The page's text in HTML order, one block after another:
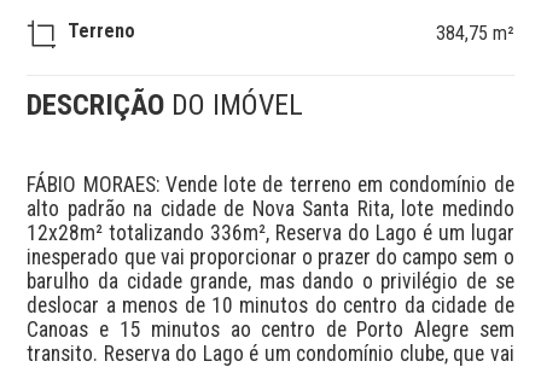
Terreno 384,75 m²
DESCRIÇÃO DO IMÓVEL
FÁBIO MORAES: Vende lote de terreno em condomínio de
alto padrão na cidade de Nova Santa Rita, lote medindo
12x28m² totalizando 336m², Reserva do Lago é um lugar
inesperado que vai proporcionar o prazer do campo sem o
barulho da cidade grande, mas dando o privilégio de se
deslocar a menos de 10 minutos do centro da cidade de
Canoas e 15 minutos ao centro de Porto Alegre sem
transito. Reserva do Lago é um condomínio clube, que vai